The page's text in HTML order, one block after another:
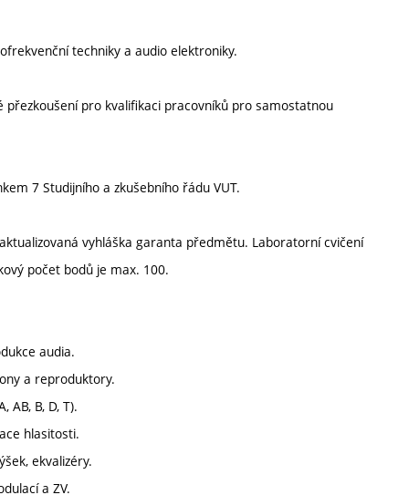
techniky a audio elektroniky.
přezkoušení pro kvalifikaci pracovníků pro samostatnou
7 Studijního a zkušebního řádu VUT.
vyhláška garanta předmětu. Laboratorní cvičení
počet bodů je max. 100.
audia.
a reproduktory.
AB, B, D, T).
hlasitosti.
ekvalizéry.
a ZV.